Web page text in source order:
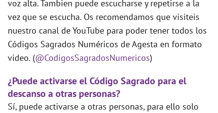
voz alta. Tambien puede escucharse y repetirse a la
vez que se escucha. Os recomendamos que visiteis
nuestro canal de YouTube para poder tener todos los
Códigos Sagrados Numéricos de Agesta en formato
video. (@CodigosSagradosNumericos)
¿Puede activarse el Código Sagrado para el
descanso a otras personas?
Sí, puede activarse a otras personas, para ello solo